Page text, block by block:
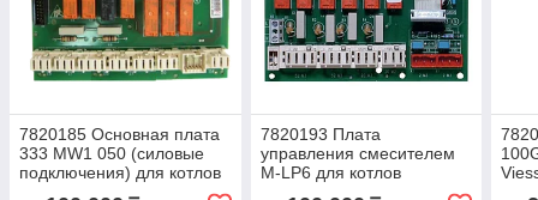
7820185 Основная плата
333 MW1 050 (силовые
подключения) для котлов
Viessmann Vitotronic
7820193 Плата
управления смесителем
M-LP6 для котлов
Viessmann Vitotronic